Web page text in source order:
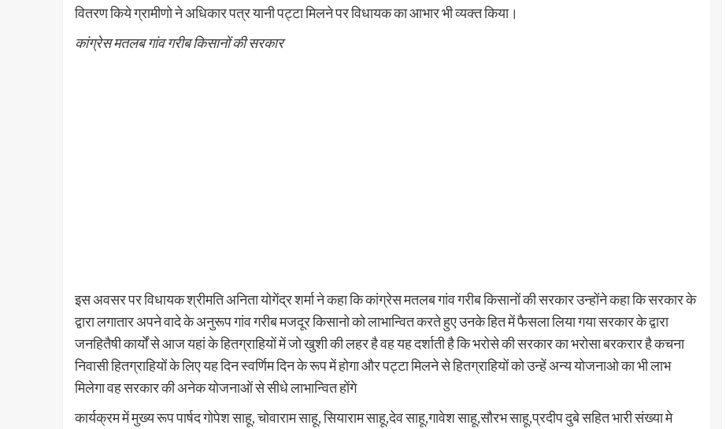
वितरण किये ग्रामीणो ने अधिकार पत्र यानी पट्टा मिलने पर विधायक का आभार भी व्यक्त किया।
कांग्रेस मतलब गांव गरीब किसानों की सरकार
इस अवसर पर विधायक श्रीमति अनिता योगेंद्र शर्मा ने कहा कि कांग्रेस मतलब गांव गरीब किसानों की सरकार उन्होंने कहा कि सरकार के
द्वारा लगातार अपने वादे के अनुरूप गांव गरीब मजदूर किसानो को लाभान्वित करते हुए उनके हित में फैसला लिया गया सरकार के द्वारा
जनहितैषी कार्यों से आज यहां के हितग्राहियों में जो खुशी की लहर है वह यह दर्शाती है कि भरोसे की सरकार का भरोसा बरकरार है कचना
निवासी हितग्राहियों के लिए यह दिन स्वर्णिम दिन के रूप में होगा और पट्टा मिलने से हितग्राहियों को उन्हें अन्य योजनाओ का भी लाभ
मिलेगा वह सरकार की अनेक योजनाओं से सीधे लाभान्वित होंगे
कार्यक्रम में मुख्य रूप पार्षद गोपेश साहू, चोवाराम साहू, सियाराम साहू,देव साहू,गावेश साहू,सौरभ साहू,प्रदीप दुबे सहित भारी संख्या मे